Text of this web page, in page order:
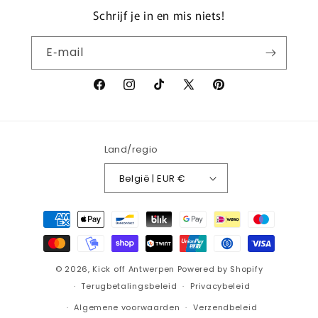
Schrijf je in en mis niets!
E‑mail
FacebookInstagramTikTokX
Pinterest
Land/regio
België | EUR €
Betaalmethoden
© 2026, Kick off Antwerpen Powered by Shopify
Terugbetalingsbeleid
Privacybeleid
Algemene voorwaarden
Verzendbeleid